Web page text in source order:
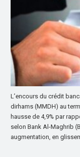
L’encours du crédit
dirhams (MMDH) au
hausse de 4,9% par
selon Bank Al-Maghrib
augmentation, en